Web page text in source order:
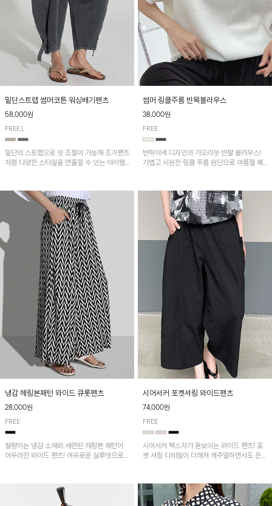
밑단스트랩 썸머코튼 워싱배기팬츠
58,000원
FREE,L
밑단의 스트랩으로 핏 조절이 가능해 조거팬츠
처럼 다양한 스타일을 연출할 수 있는 아이템!
썸머 링클주름 반목블라우스
38,000원
FREE
반하이넥 디자인의 가오리핏 반팔 블라우스!
가볍고 시원한 링클 주름 원단으로 여름철 쾌
냉감 헤링본패턴 와이드 큐롯팬츠
28,000원
FREE
찰랑이는 냉감 소재와 세련된 헤링본 패턴이
어우러진 와이드 팬츠! 여유로운 실루엣으로
시어서커 포켓셔링 와이드팬츠
74,000원
FREE
시어서커 텍스처가 돋보이는 와이드 팬츠! 포
켓 셔링 디테일이 더해져 캐주얼하면서도 은은
다. 가볍고 쾌적한 착용감으로 여름철 데일리
아이템으로 활용하기 좋아요~